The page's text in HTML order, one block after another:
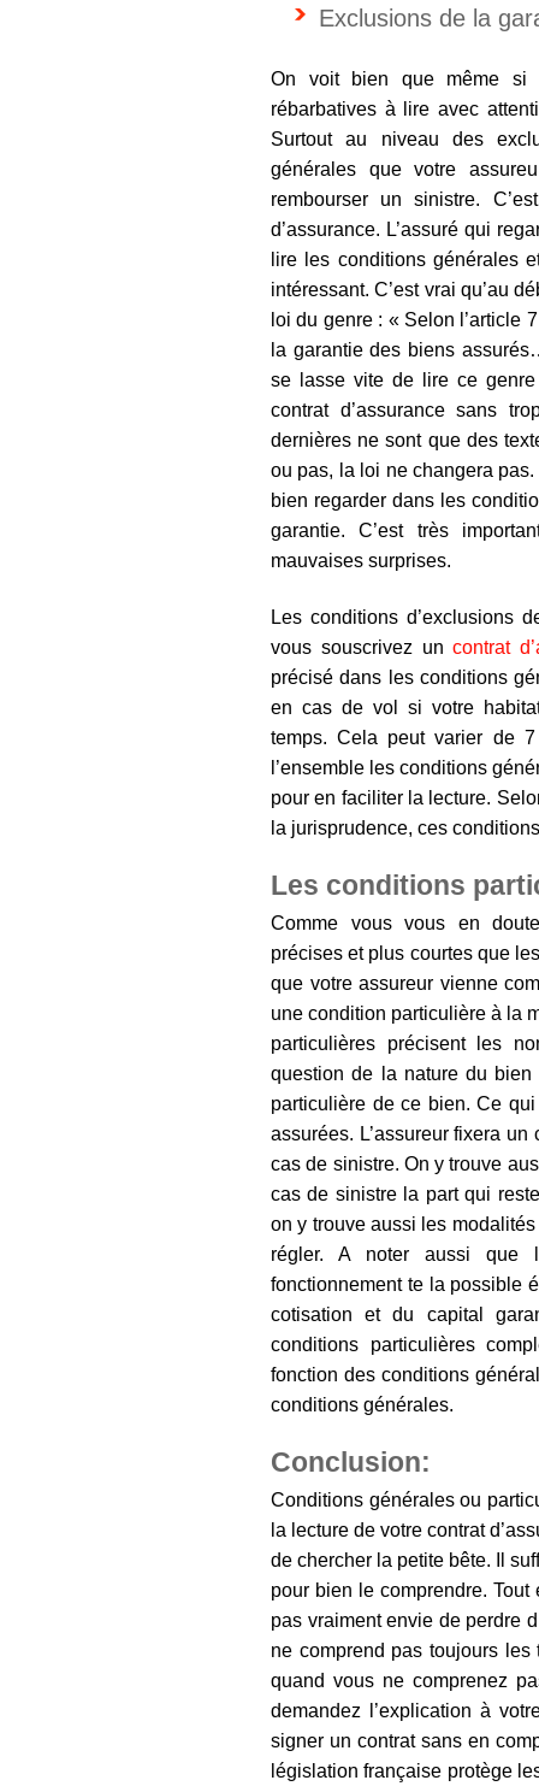
Exclusions de la
On voit bien que même si
rébarbatives à lire avec
Surtout au niveau des
générales que votre
rembourser un sinistre.
d’assurance. L’assuré qui
lire les conditions générales
intéressant. C’est vrai qu’au
loi du genre : « Selon l’article
la garantie des biens
se lasse vite de lire ce genre
contrat d’assurance sans
dernières ne sont que des
ou pas, la loi ne changera
bien regarder dans les
garantie. C’est très
mauvaises surprises.
Les conditions d’exclusions
vous souscrivez uncontrat
précisé dans les conditions
en cas de vol si votre
temps. Cela peut varier de
l’ensemble les conditions
pour en faciliter la lecture.
la jurisprudence, ces
Les conditions
Comme vous vous en
précises et plus courtes que
que votre assureur vienne
une condition particulière à la
particulières précisent les
question de la nature du
particulière de ce bien. Ce
assurées. L’assureur fixera
cas de sinistre. On y trouve
cas de sinistre la part qui
on y trouve aussi les
régler. A noter aussi que
fonctionnement te la possible
cotisation et du capital
conditions particulières
fonction des conditions
conditions générales.
Conclusion:
Conditions générales ou
la lecture de votre contrat
de chercher la petite bête. Il
pour bien le comprendre.
pas vraiment envie de perdre
ne comprend pas toujours les
quand vous ne comprenez
demandez l’explication à
signer un contrat sans en
législation française protège